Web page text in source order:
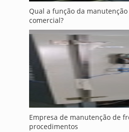
Qual a função da
comercial?
Empresa de manutenção de
procedimentos